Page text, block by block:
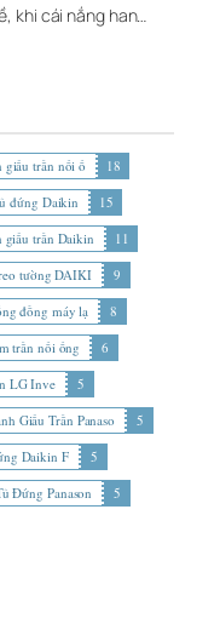
khi cái nắng han…
giấu trần nối ố
18
đứng Daikin
15
giấu trần Daikin
11
tường DAIKI
9
đồng máy lạ
8
trần nối ống
6
LG Inve
5
Giấu Trần Panaso
5
Daikin F
5
Đứng Panason 5